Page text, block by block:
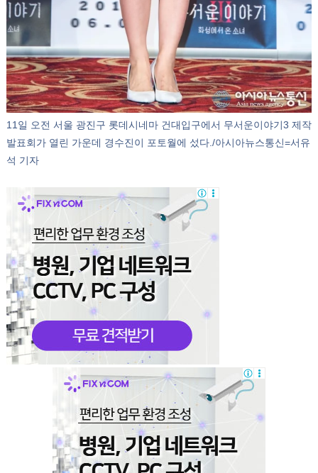
11일 오전 서울 광진구 롯데시네마 건대입구에서 무서운이야기3 제작
발표회가 열린 가운데 경수진이 포토월에 섰다./아시아뉴스통신=서유
석 기자